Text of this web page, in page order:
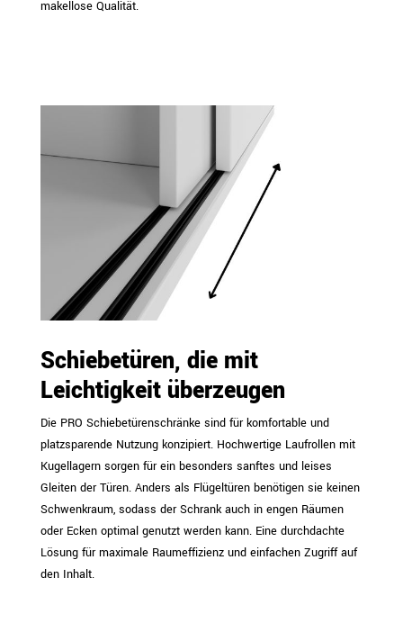
makellose Qualität.
Schiebetüren, die mit
Leichtigkeit überzeugen
Die PRO Schiebetürenschränke sind für komfortable und
platzsparende Nutzung konzipiert. Hochwertige Laufrollen mit
Kugellagern sorgen für ein besonders sanftes und leises
Gleiten der Türen. Anders als Flügeltüren benötigen sie keinen
Schwenkraum, sodass der Schrank auch in engen Räumen
oder Ecken optimal genutzt werden kann. Eine durchdachte
Lösung für maximale Raumeffizienz und einfachen Zugriff auf
den Inhalt.